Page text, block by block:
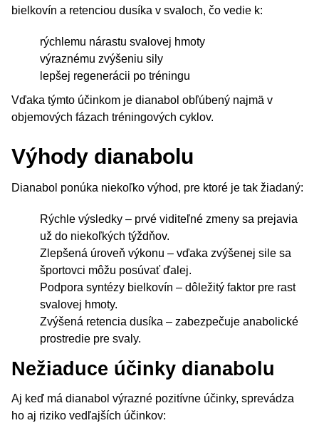
bielkovín a retenciou dusíka v svaloch, čo vedie k:
rýchlemu nárastu svalovej hmoty
výraznému zvýšeniu sily
lepšej regenerácii po tréningu
Vďaka týmto účinkom je dianabol obľúbený najmä v
objemových fázach tréningových cyklov.
Výhody dianabolu
Dianabol ponúka niekoľko výhod, pre ktoré je tak žiadaný:
Rýchle výsledky – prvé viditeľné zmeny sa prejavia
už do niekoľkých týždňov.
Zlepšená úroveň výkonu – vďaka zvýšenej sile sa
športovci môžu posúvať ďalej.
Podpora syntézy bielkovín – dôležitý faktor pre rast
svalovej hmoty.
Zvýšená retencia dusíka – zabezpečuje anabolické
prostredie pre svaly.
Nežiaduce účinky dianabolu
Aj keď má dianabol výrazné pozitívne účinky, sprevádza
ho aj riziko vedľajších účinkov: